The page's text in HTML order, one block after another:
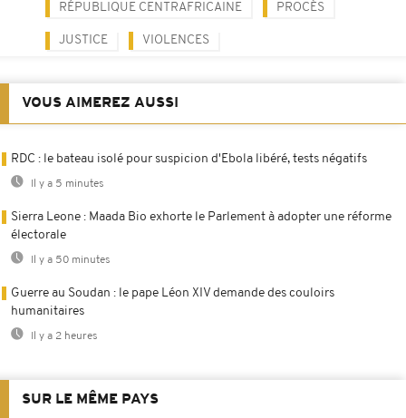
RÉPUBLIQUE CENTRAFRICAINE PROCÈS
JUSTICE VIOLENCES
VOUS AIMEREZ AUSSI
RDC : le bateau isolé pour suspicion d'Ebola libéré, tests négatifs
Il y a 5 minutes
Sierra Leone : Maada Bio exhorte le Parlement à adopter une réforme
électorale
Il y a 50 minutes
Guerre au Soudan : le pape Léon XIV demande des couloirs
humanitaires
Il y a 2 heures
SUR LE MÊME PAYS